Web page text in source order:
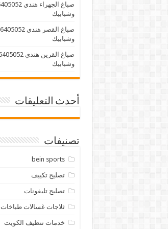
وشبابيك
وشبابيك
وشبابيك
أحدث التعليقات
تصنيفات
bein sports
تصليح تكييف
تصليح تليفونات
ثلاجات غسالات طباخات
خدمات تنظيف الكويت